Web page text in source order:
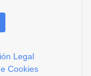
Legal
Cookies